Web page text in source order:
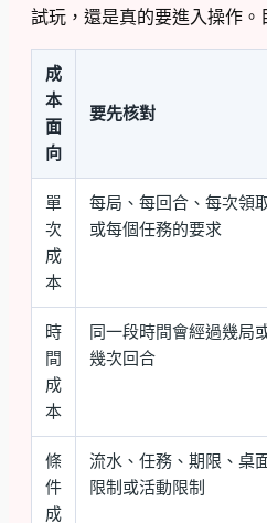
試玩，還是真的要進入操作。
成
本
面
向
要先核對
單
次
成
本
每局、每回合、每次領
或每個任務的要求
時
間
成
本
同一段時間會經過幾局
幾次回合
條
件
成
流水、任務、期限、桌
限制或活動限制